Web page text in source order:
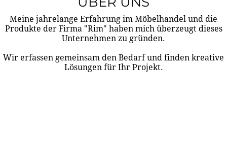
Meine jahrelange Erfahrung im Möbelhandel und die
Produkte der Firma "Rim" haben mich überzeugt dieses
Unternehmen zu gründen.
Wir erfassen gemeinsam den Bedarf und finden kreative
Lösungen für Ihr Projekt.